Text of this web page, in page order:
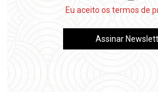
Eu aceito os termos de